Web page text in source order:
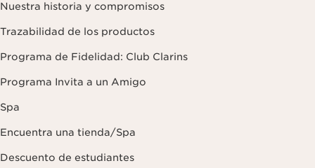
Nuestra historia y compromisos
Trazabilidad de los productos
Programa de Fidelidad: Club Clarins
Programa Invita a un Amigo
Spa
Encuentra una tienda/Spa
Descuento de estudiantes